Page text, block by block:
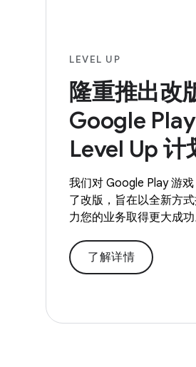
LEVEL UP
隆重推出改
Google
Level Up 计
我们对 Google Play 游
了改版，旨在以全新方
力您的业务取得更大成功
了解详情